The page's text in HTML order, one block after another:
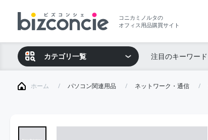
コニカミノルタの
オフィス用品購買サイト
カテゴリ一覧 注目のキーワード
ホーム パソコン関連用品 ネットワーク・通信